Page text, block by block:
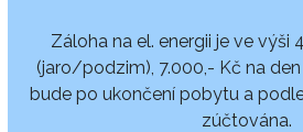
Záloha na el. energii je ve výši
(jaro/podzim), 7.000,- Kč na
bude po ukončení pobytu a
zúčtována.